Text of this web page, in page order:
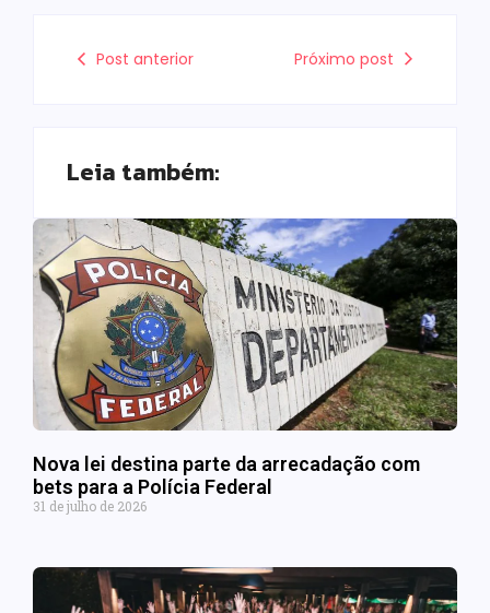
Post anterior Próximo post
Leia também:
Nova lei destina parte da arrecadação com
bets para a Polícia Federal
31 de julho de 2026